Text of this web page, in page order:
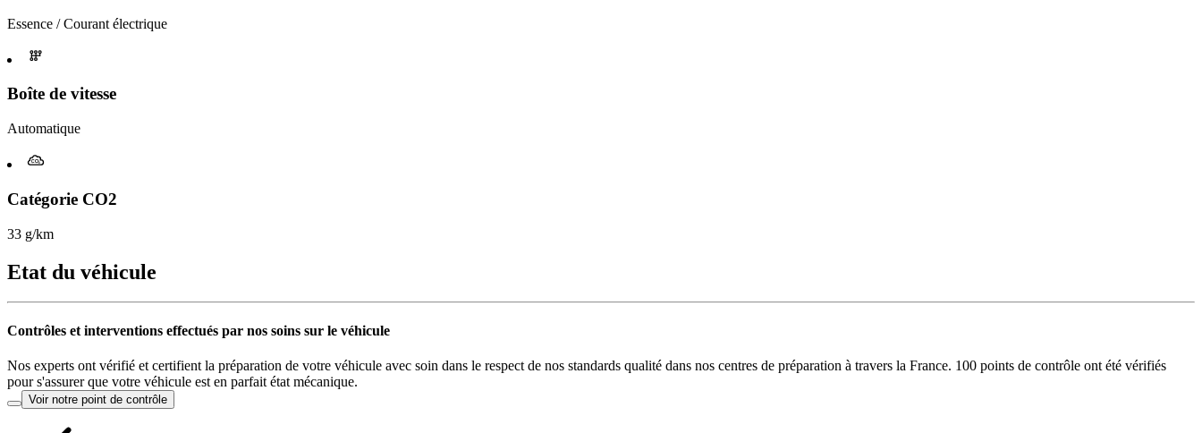
Essence / Courant électrique
Boîte de vitesse
Automatique
Catégorie CO2
33 g/km
Etat du véhicule
Contrôles et interventions effectués par nos soins sur le véhicule
Nos experts ont vérifié et certifient la préparation de votre véhicule avec soin dans le respect de nos standards qualité dans nos centres de préparation à travers la France. 100 points de contrôle ont été vérifiés
pour s'assurer que votre véhicule est en parfait état mécanique.
Voir notre point de contrôle